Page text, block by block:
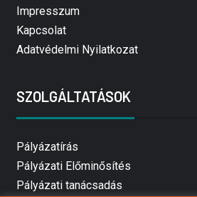
Impresszum
Kapcsolat
Adatvédelmi Nyilatkozat
SZOLGÁLTATÁSOK
Pályázatírás
Pályázati Előminősítés
Pályázati tanácsadás